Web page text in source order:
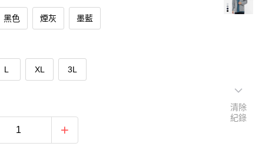
黑色 煙灰 墨藍
L XL 3L
清除
紀錄